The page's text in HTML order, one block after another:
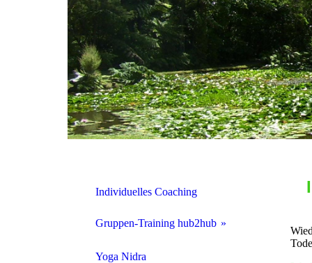
Individuelles Coaching
Gruppen-Training hub2hub
hub2hub als Transferkonzept
Yoga Nidra